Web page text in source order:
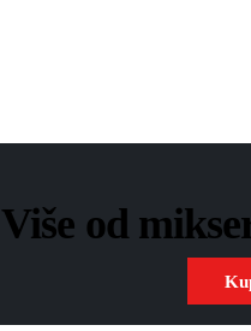
Više od